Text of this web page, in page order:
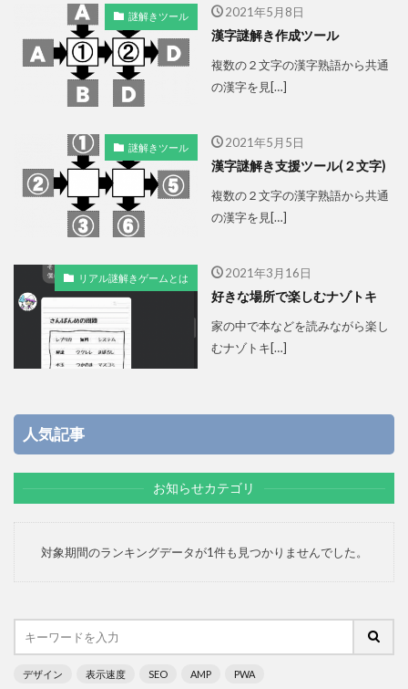
謎解きツール 2021年5月8日
漢字謎解き作成ツール
複数の２文字の漢字熟語から共通
の漢字を見[…]
謎解きツール 2021年5月5日
漢字謎解き支援ツール(２文字)
複数の２文字の漢字熟語から共通
の漢字を見[…]
リアル謎解きゲームとは 2021年3月16日
好きな場所で楽しむナゾトキ
家の中で本などを読みながら楽し
むナゾトキ[…]
人気記事
お知らせカテゴリ
対象期間のランキングデータが1件も見つかりませんでした。
デザイン 表示速度 SEO AMP PWA